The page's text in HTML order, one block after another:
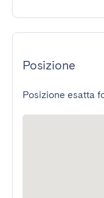
Posizione
Posizione esatta